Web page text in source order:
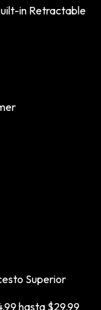
in Retractable
Superior
hasta $29.99